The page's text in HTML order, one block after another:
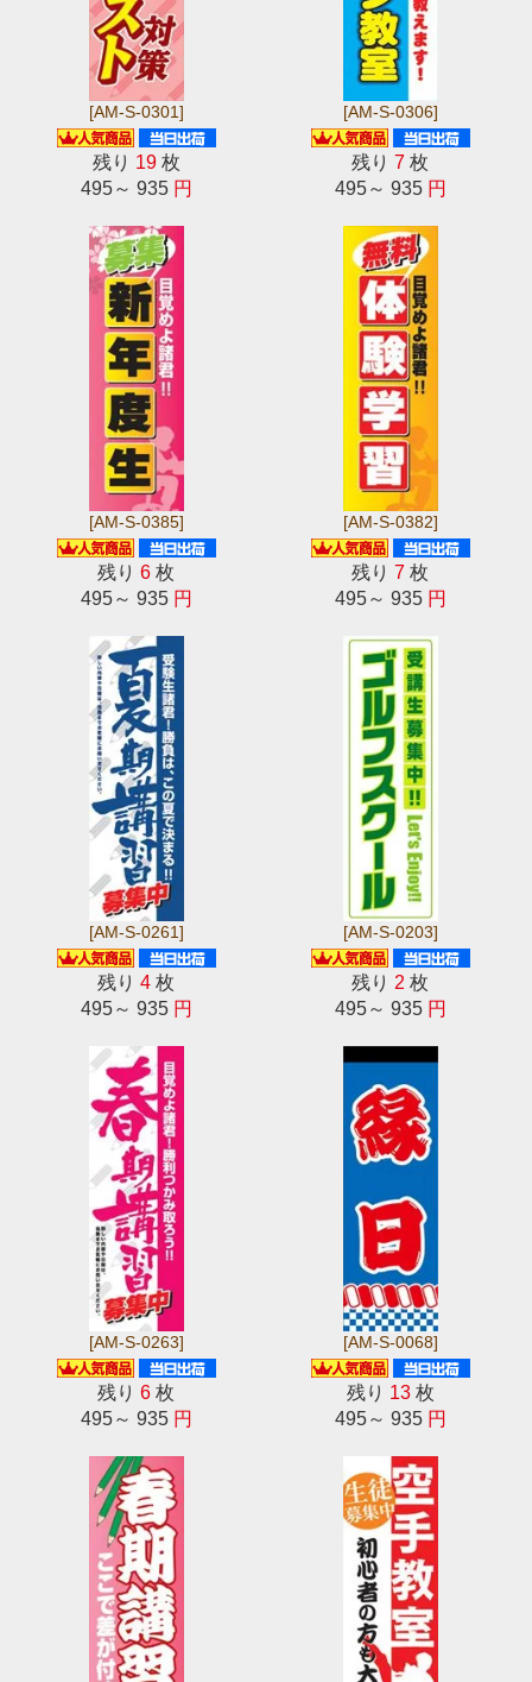
[AM-S-0301]
残り 19枚
495～ 935 円
[AM-S-0306]
残り7 枚
495～ 935 円
[AM-S-0385]
残り6 枚
495～ 935 円
[AM-S-0382]
残り7 枚
495～ 935 円
[AM-S-0261]
残り4 枚
495～ 935 円
[AM-S-0203]
残り 2 枚
495～ 935 円
[AM-S-0263]
残り6 枚
495～ 935 円
[AM-S-0068]
残り 13枚
495～ 935 円